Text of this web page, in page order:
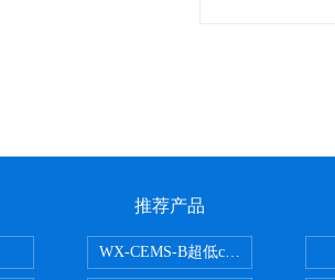
推荐产品
WX-CEMS-B超低cems烟气监测系